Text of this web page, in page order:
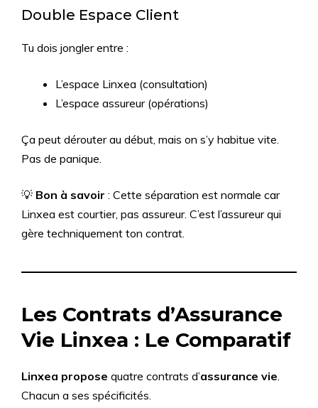
Double Espace Client
Tu dois jongler entre :
L’espace Linxea (consultation)
L’espace assureur (opérations)
Ça peut dérouter au début, mais on s’y habitue vite.
Pas de panique.
💡 Bon à savoir : Cette séparation est normale car
Linxea est courtier, pas assureur. C’est l’assureur qui
gère techniquement ton contrat.
Les Contrats d’Assurance
Vie Linxea : Le Comparatif
Linxea propose quatre contrats d’assurance vie
Chacun a ses spécificités.